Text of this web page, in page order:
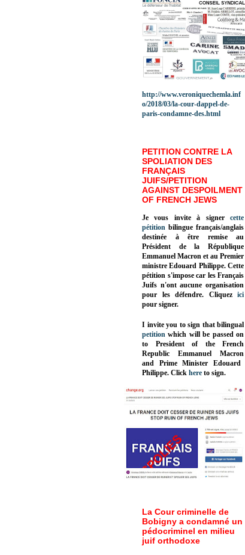
http://www.veroniquechemla.inf
o/2018/03/la-cour-dappel-de-
paris-condamne-des.html
PETITION CONTRE LA
SPOLIATION DES
FRANÇAIS
JUIFS/PETITION
AGAINST DESPOILMENT
OF FRENCH JEWS
Je vous invite à signer cette
pétition bilingue français/anglais
destinée à être remise au
Président de la République
Emmanuel Macron et au Premier
ministre Edouard Philippe. Cette
pétition s'impose car les Français
Juifs n'ont aucune organisation
pour les défendre. Cliquez
ici
pour signer.
I invite you to sign that bilingual
petition which will be passed on
to President of the French
Republic Emmanuel Macron
and Prime Minister Edouard
Philippe. Click here to sign.
La Cour criminelle de
Bobigny a condamné un
pédocriminel en milieu
juif orthodoxe